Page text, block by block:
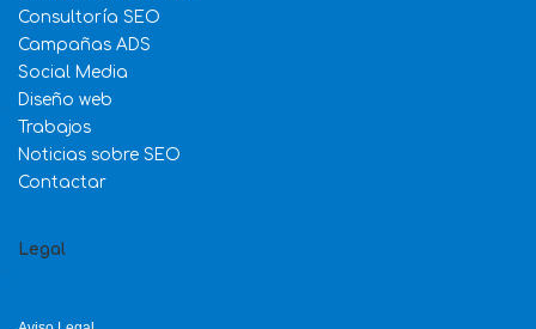
Consultoría SEO
Campañas ADS
Social Media
Diseño web
Trabajos
Noticias sobre SEO
Contactar
Legal